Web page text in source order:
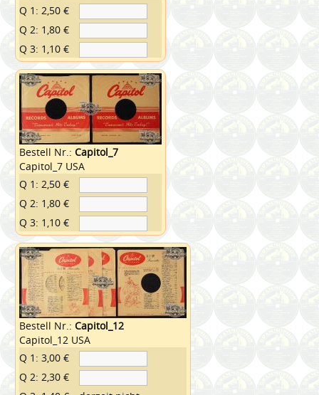
Q 1: 2,50 €
Q 2: 1,80 €
Q 3: 1,10 €
Bestell Nr.:Capitol_7
Capitol_7 USA
Q 1: 2,50 €
Q 2: 1,80 €
Q 3: 1,10 €
Bestell Nr.:Capitol_12
Capitol_12 USA
Q 1: 3,00 €
Q 2: 2,30 €